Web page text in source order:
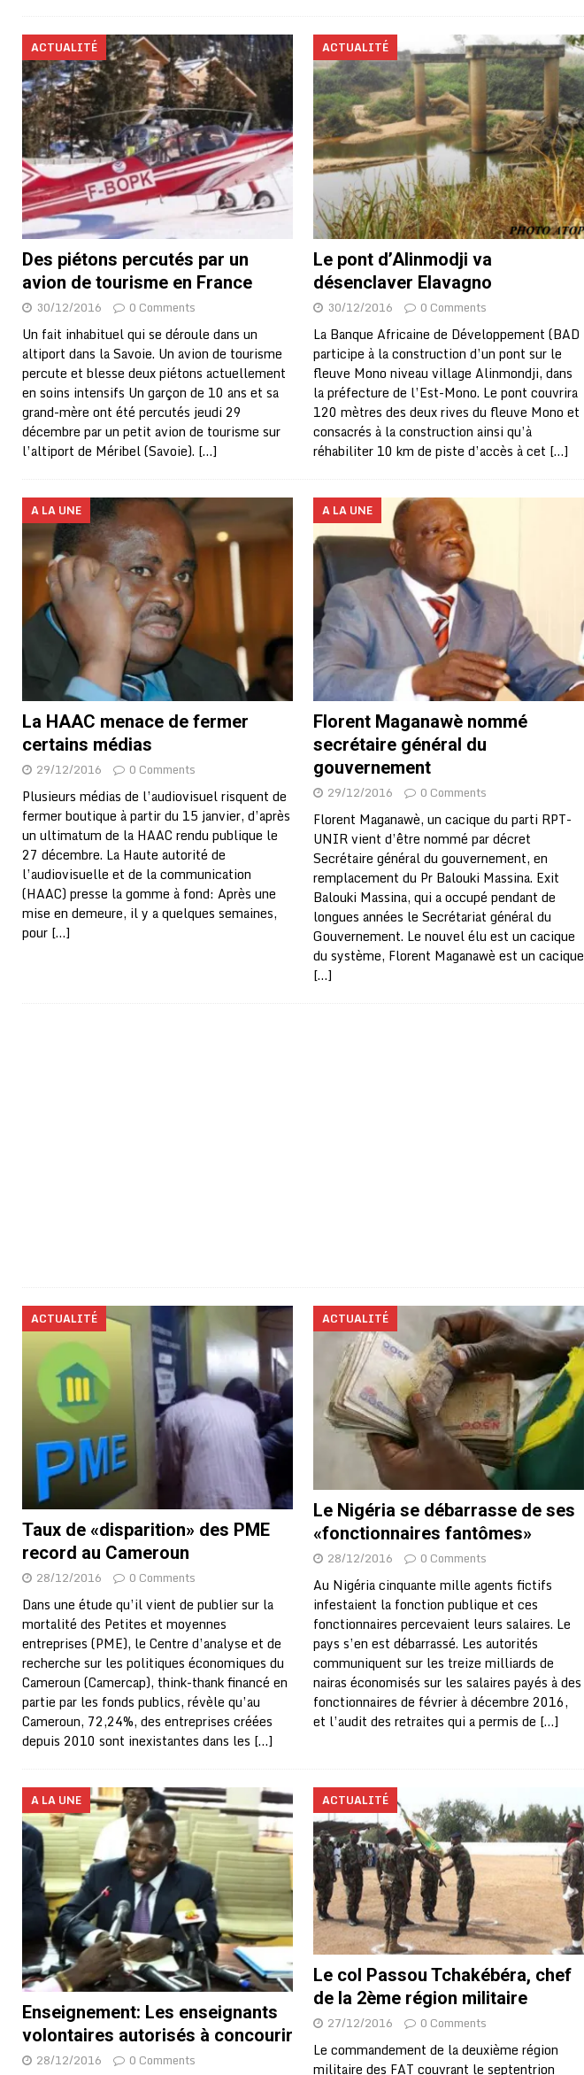
ACTUALITÉ
Des piétons percutés par un
avion de tourisme en France
30/12/2016 0 Comments
Un fait inhabituel qui se déroule dans un
altiport dans la Savoie. Un avion de tourisme
percute et blesse deux piétons actuellement
en soins intensifs Un garçon de 10 ans et sa
grand-mère ont été percutés jeudi 29
décembre par un petit avion de tourisme sur
l’altiport de Méribel (Savoie). […]
ACTUALITÉ
Le pont d’Alinmodji va
désenclaver Elavagno
30/12/2016 0 Comments
La Banque Africaine de Développement (BAD
participe à la construction d’un pont sur le
fleuve Mono niveau village Alinmondji, dans
la préfecture de l’Est-Mono. Le pont couvrira
120 mètres des deux rives du fleuve Mono et
consacrés à la construction ainsi qu’à
réhabiliter 10 km de piste d’accès à cet […]
A LA UNE
La HAAC menace de fermer
certains médias
29/12/2016 0 Comments
Plusieurs médias de l’audiovisuel risquent de
fermer boutique à partir du 15 janvier, d’après
un ultimatum de la HAAC rendu publique le
27 décembre. La Haute autorité de
l’audiovisuelle et de la communication
(HAAC) presse la gomme à fond: Après une
mise en demeure, il y a quelques semaines,
pour […]
A LA UNE
Florent Maganawè nommé
secrétaire général du
gouvernement
29/12/2016 0 Comments
Florent Maganawè, un cacique du parti RPT-
UNIR vient d’être nommé par décret
Secrétaire général du gouvernement, en
remplacement du Pr Balouki Massina. Exit
Balouki Massina, qui a occupé pendant de
longues années le Secrétariat général du
Gouvernement. Le nouvel élu est un cacique
du système, Florent Maganawè est un cacique
[…]
ACTUALITÉ
Taux de «disparition» des PME
record au Cameroun
28/12/2016 0 Comments
Dans une étude qu’il vient de publier sur la
mortalité des Petites et moyennes
entreprises (PME), le Centre d’analyse et de
recherche sur les politiques économiques du
Cameroun (Camercap), think-thank financé en
partie par les fonds publics, révèle qu’au
Cameroun, 72,24%, des entreprises créées
depuis 2010 sont inexistantes dans les […]
ACTUALITÉ
Le Nigéria se débarrasse de ses
«fonctionnaires fantômes»
28/12/2016 0 Comments
Au Nigéria cinquante mille agents fictifs
infestaient la fonction publique et ces
fonctionnaires percevaient leurs salaires. Le
pays s’en est débarrassé. Les autorités
communiquent sur les treize milliards de
nairas économisés sur les salaires payés à des
fonctionnaires de février à décembre 2016,
et l’audit des retraites qui a permis de […]
A LA UNE
Enseignement: Les enseignants
volontaires autorisés à concourir
28/12/2016 0 Comments
ACTUALITÉ
Le col Passou Tchakébéra, chef
de la 2ème région militaire
27/12/2016 0 Comments
Le commandement de la deuxième région
militaire des FAT couvrant le septentrion